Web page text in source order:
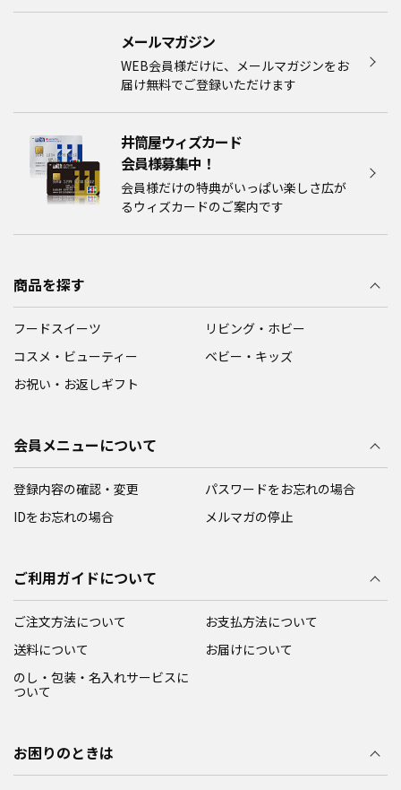
メールマガジン​
WEB会員様だけに、メールマガジンをお
届け無料でご登録いただけます
井筒屋ウィズカード
会員様募集中！​​
会員様だけの特典がいっぱい楽しさ広が
るウィズカードのご案内です
商品を探す
フードスイーツ
リビング・ホビー
コスメ・ビューティー
ベビー・キッズ
お祝い・お返しギフト
会員メニューについて
登録内容の確認・変更
パスワードをお忘れの場合
IDをお忘れの場合
メルマガの停止
ご利用ガイドについて
ご注文方法について
お支払方法について
送料について
お届けについて
のし・包装・名入れサービスに
ついて
お困りのときは